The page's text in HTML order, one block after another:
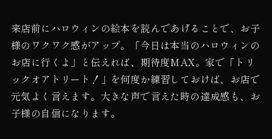
来店前にハロウィンの絵本を読んであげることで、お子
様のワクワク感がアップ。「今日は本当のハロウィンの
お店に行くよ」と伝えれば、期待度MAX。家で「トリ
ックオアトリート！」を何度か練習しておけば、お店で
元気よく言えます。大きな声で言えた時の達成感も、お
子様の自信になります。